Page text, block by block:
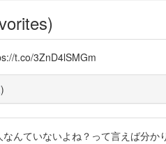
t.co/3ZnD4lSMGm
)
んていないよね？って言えば分